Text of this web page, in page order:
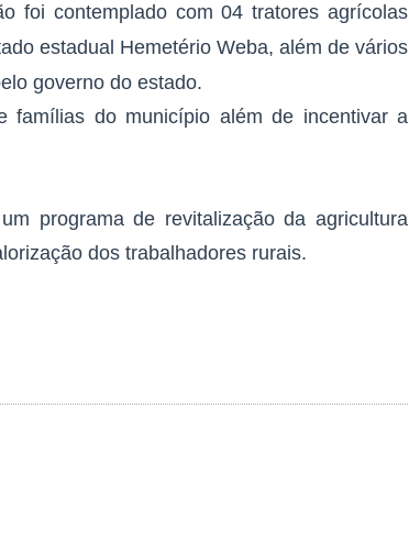
foi contemplado com 04 tratores agrícolas
estadual Hemetério Weba, além de vários
governo do estado.
famílias do município além de incentivar a
programa de revitalização da agricultura
dos trabalhadores rurais.